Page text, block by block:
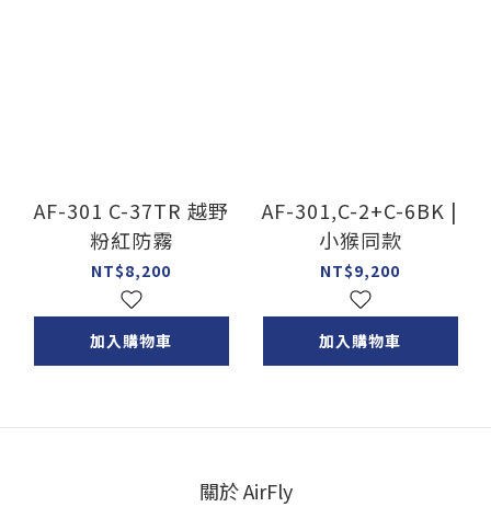
AF-301 C-37TR 越野
粉紅防霧
NT$8,200
加入購物車
AF-301,C-2+C-6BK |
小猴同款
NT$9,200
加入購物車
關於 AirFly